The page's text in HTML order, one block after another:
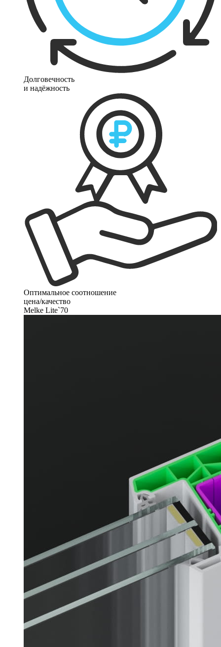
Долговечность
и надёжность
Оптимальное соотношение
цена/качество
Melke Lite`70